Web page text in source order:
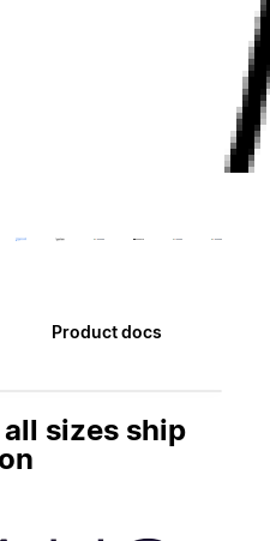
Product docs
sizes ship